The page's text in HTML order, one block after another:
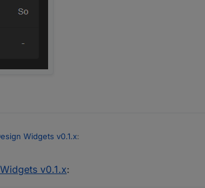
Widgets v0.1.x:
2019, 20:27
v0.1.x: